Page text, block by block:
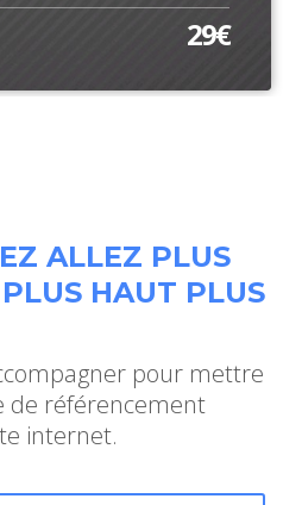
29€
ALLEZ PLUS
HAUT PLUS
pour mettre
de référencement
internet.